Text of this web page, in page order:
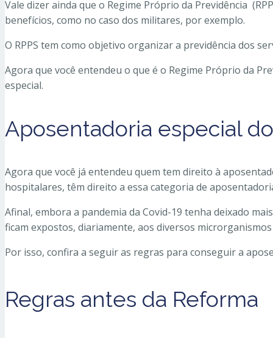
Vale dizer ainda que o Regime Próprio da Previdência
benefícios, como no caso dos militares, por exemplo.
O RPPS tem como objetivo organizar a previdência dos
Agora que você entendeu o que é o Regime Próprio da
especial.
Aposentadoria especial
Agora que você já entendeu quem tem direito à
hospitalares, têm direito a essa categoria de
Afinal, embora a pandemia da Covid-19 tenha deixado
ficam expostos, diariamente, aos diversos
Por isso, confira a seguir as regras para conseguir a
Regras antes da Reforma